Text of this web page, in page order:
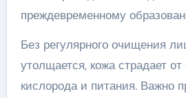
преждевременному
Без регулярного очищения
утолщается, кожа страдает от
кислорода и питания. Важно